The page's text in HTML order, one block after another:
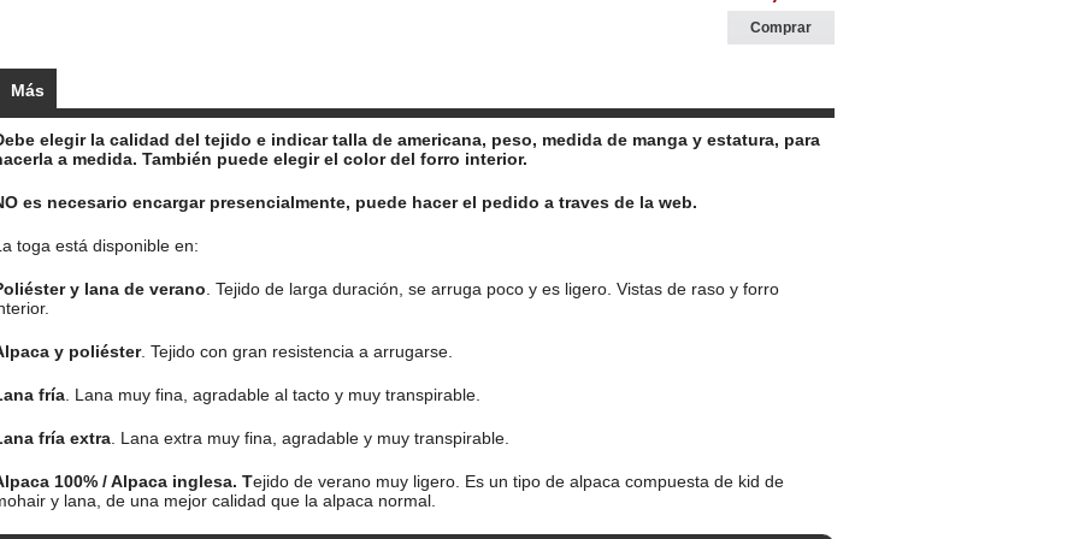
Más
elegir la calidad del tejido e indicar talla de americana, peso, medida de manga y estatura, para
a medida. También puede elegir el color del forro interior.
es necesario encargar presencialmente, puede hacer el pedido a traves de la web.
toga está disponible en:
y lana de verano . Tejido de larga duración, se arruga poco y es ligero. Vistas de raso y forro
y poliéster. Tejido con gran resistencia a arrugarse.
fría . Lana muy fina, agradable al tacto y muy transpirable.
fría extra . Lana extra muy fina, agradable y muy transpirable.
100% / Alpaca inglesa. Tejido de verano muy ligero. Es un tipo de alpaca compuesta de kid de
y lana, de una mejor calidad que la alpaca normal.